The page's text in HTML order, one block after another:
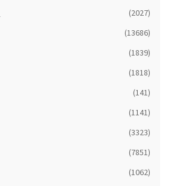
(2027)
(13686)
(1839)
(1818)
(141)
(1141)
(3323)
(7851)
(1062)